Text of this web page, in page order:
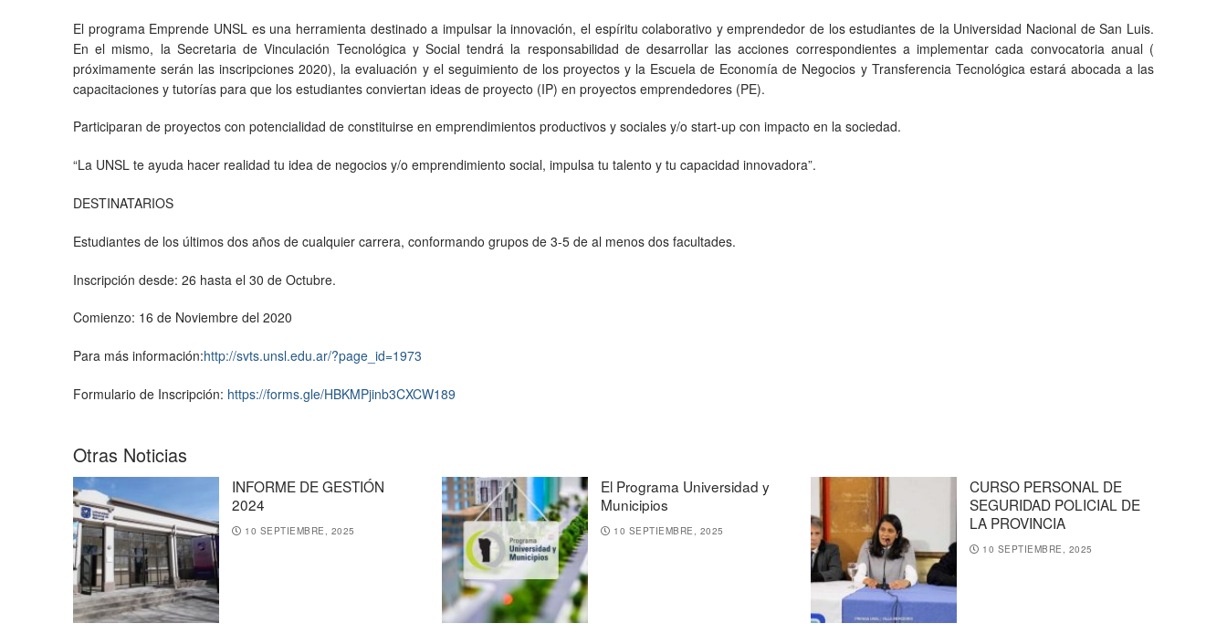
El programa Emprende UNSL es una herramienta destinado a impulsar la innovación, el espíritu colaborativo y emprendedor de los estudiantes de la Universidad Nacional de San Luis.
En el mismo, la Secretaria de Vinculación Tecnológica y Social tendrá la responsabilidad de desarrollar las acciones correspondientes a implementar cada convocatoria anual (
próximamente serán las inscripciones 2020), la evaluación y el seguimiento de los proyectos y la Escuela de Economía de Negocios y Transferencia Tecnológica estará abocada a las
capacitaciones y tutorías para que los estudiantes conviertan ideas de proyecto (IP) en proyectos emprendedores (PE).
Participaran de proyectos con potencialidad de constituirse en emprendimientos productivos y sociales y/o start-up con impacto en la sociedad.
“La UNSL te ayuda hacer realidad tu idea de negocios y/o emprendimiento social, impulsa tu talento y tu capacidad innovadora”.
DESTINATARIOS
Estudiantes de los últimos dos años de cualquier carrera, conformando grupos de 3-5 de al menos dos facultades.
Inscripción desde: 26 hasta el 30 de Octubre.
Comienzo: 16 de Noviembre del 2020
Para más información:http://svts.unsl.edu.ar/?page_id=1973
Formulario de Inscripción: https://forms.gle/HBKMPjinb3CXCW189
Otras Noticias
INFORME DE GESTIÓN
2024
10 SEPTIEMBRE, 2025
El Programa Universidad y
Municipios
10 SEPTIEMBRE, 2025
CURSO PERSONAL DE
SEGURIDAD POLICIAL DE
LA PROVINCIA
10 SEPTIEMBRE, 2025